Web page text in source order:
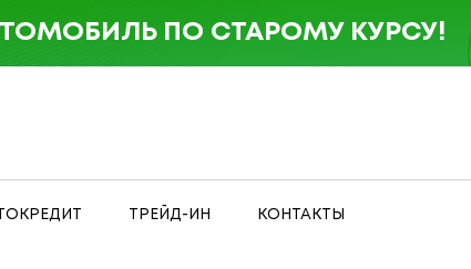
ТРЕЙД-ИН КОНТАКТЫ
ПО СТАРОМУ КУРСУ!